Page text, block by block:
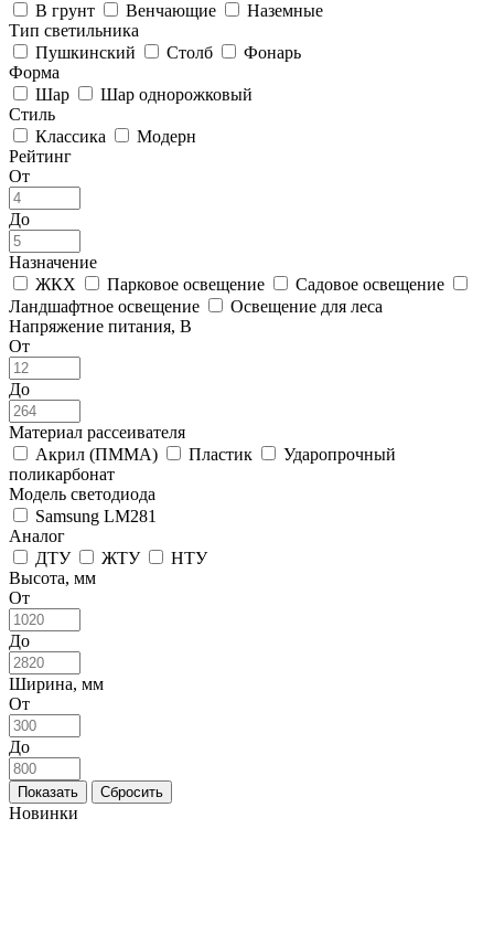
В грунт
Венчающие
Наземные
Тип светильника
Пушкинский
Столб
Фонарь
Форма
Шар
Шар однорожковый
Стиль
Классика
Модерн
Рейтинг
От
До
Назначение
ЖКХ
Парковое освещение
Садовое освещение
Ландшафтное освещение
Освещение для леса
Напряжение питания, В
От
До
Материал рассеивателя
Акрил (ПММА)
Пластик
Ударопрочный
поликарбонат
Модель светодиода
Samsung LM281
Аналог
ДТУ
ЖТУ
НТУ
Высота, мм
От
До
Ширина, мм
От
До
Новинки